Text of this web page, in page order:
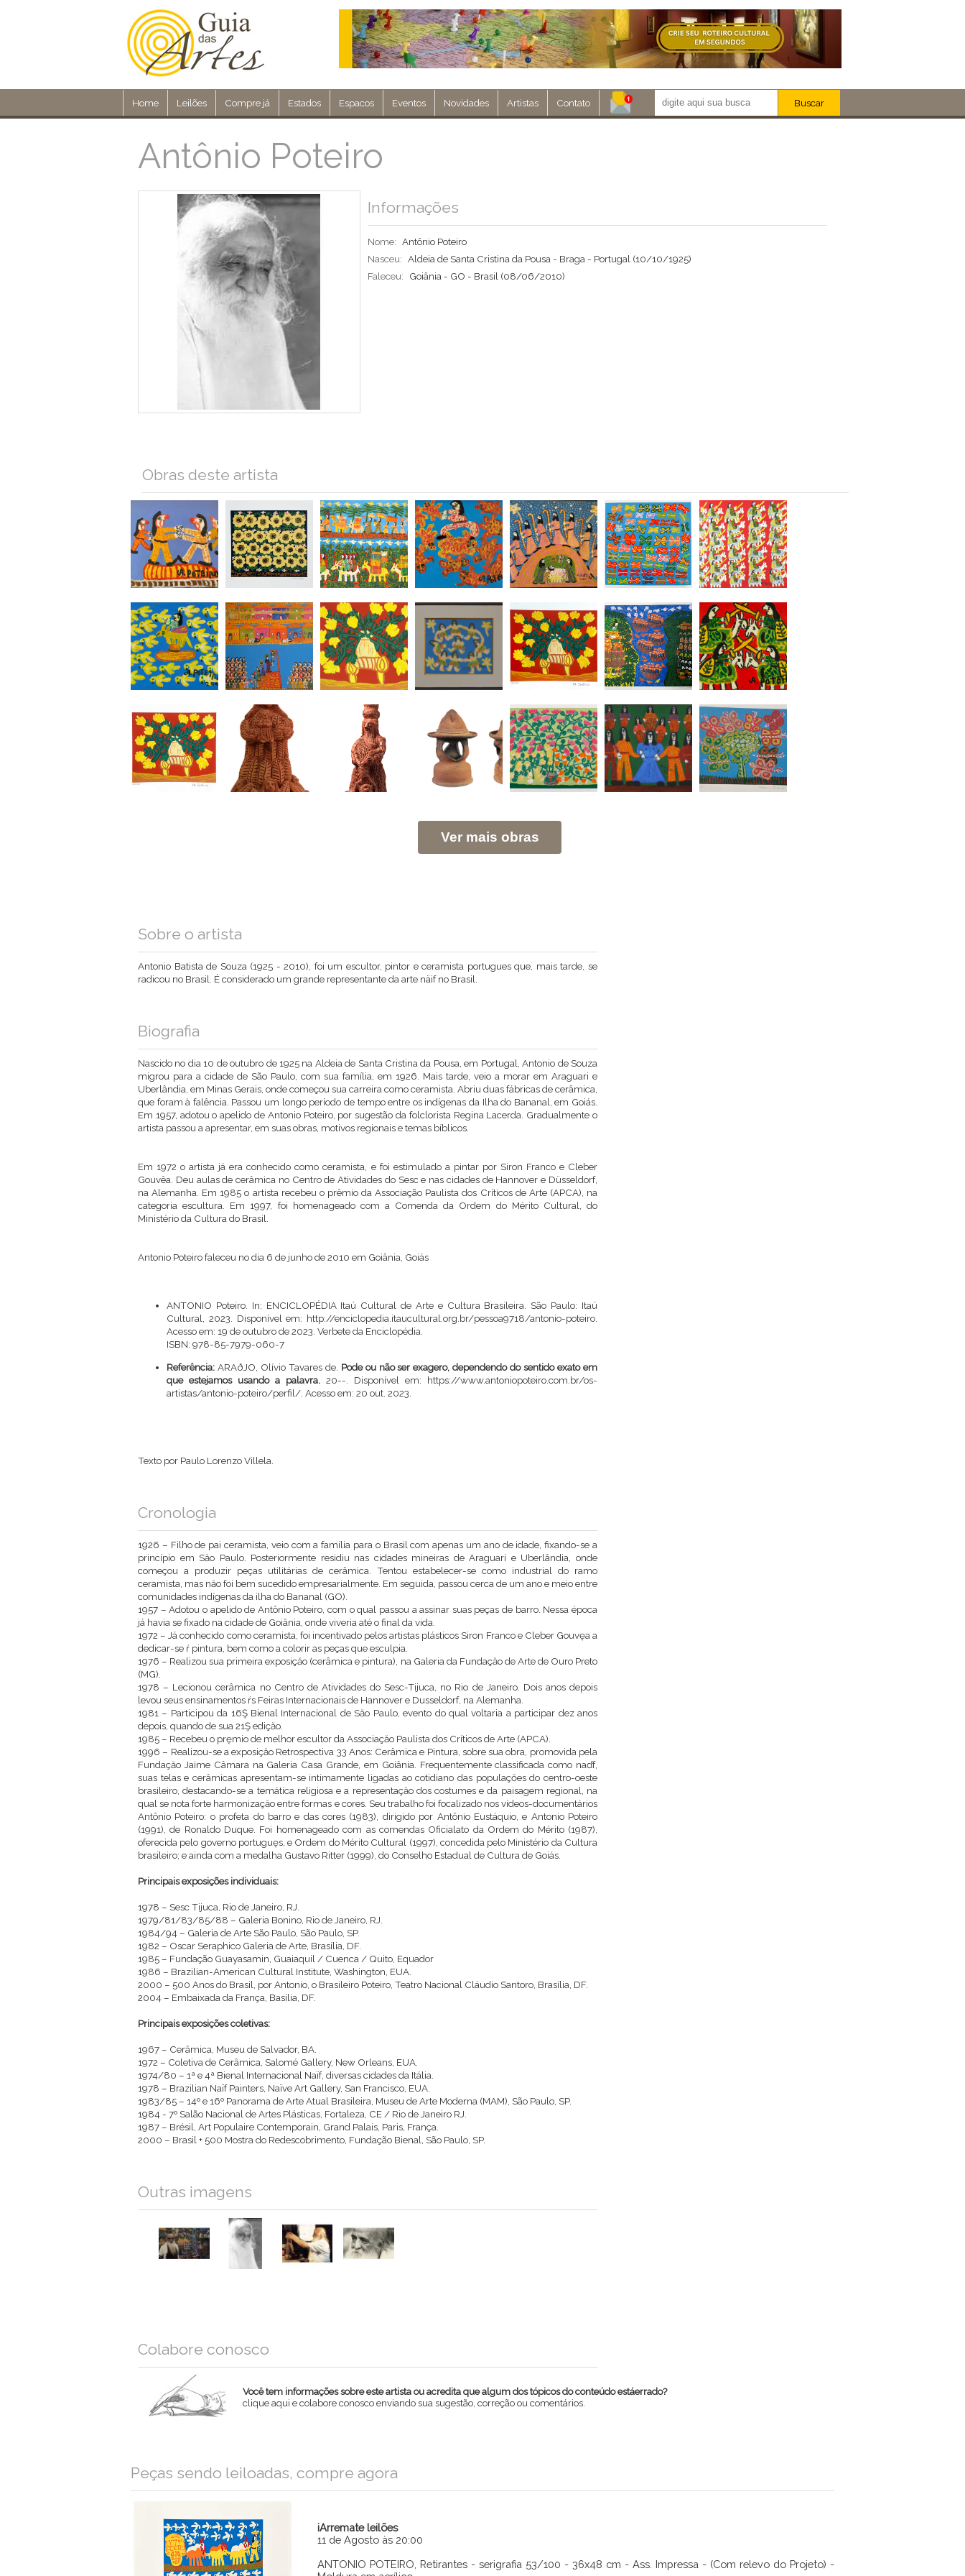
Home Leilões Compre já Estados Espacos Eventos Novidades Artistas Contato Buscar
Antônio Poteiro
Informações
Nome: Antônio Poteiro
Nasceu: Aldeia de Santa Cristina da Pousa - Braga - Portugal (10/10/1925)
Faleceu:
Goiânia - GO - Brasil (08/06/2010)
Obras deste artista
Ver mais obras
Sobre o artista
Antonio Batista de Souza (1925 - 2010), foi um escultor, pintor e ceramista portugues que, mais tarde, se
radicou no Brasil. É considerado um grande representante da arte näif no Brasil.
Biografia
Nascido no dia 10 de outubro de 1925 na Aldeia de Santa Cristina da Pousa, em Portugal, Antonio de Souza
migrou para a cidade de São Paulo, com sua família, em 1926. Mais tarde, veio a morar em Araguari e
Uberlândia, em Minas Gerais, onde começou sua carreira como ceramista. Abriu duas fábricas de cerâmica,
que foram à falência. Passou um longo período de tempo entre os indígenas da Ilha do Bananal, em Goiás.
Em 1957, adotou o apelido de Antonio Poteiro, por sugestão da folclorista Regina Lacerda. Gradualmente o
artista passou a apresentar, em suas obras, motivos regionais e temas bíblicos.
Em 1972 o artista já era conhecido como ceramista, e foi estimulado a pintar por Siron Franco e Cleber
Gouvêa . Deu aulas de cerâmica no Centro de Atividades do Sesc e nas cidades de Hannover e Düsseldorf,
na Alemanha. Em 1985 o artista recebeu o prêmio da Associação Paulista dos Críticos de Arte (APCA), na
categoria escultura. Em 1997, foi homenageado com a Comenda da Ordem do Mérito Cultural, do
Ministério da Cultura do Brasil.
Antonio Poteiro faleceu no dia 6 de junho de 2010 em Goiânia, Goiás
ANTONIO Poteiro. In: ENCICLOPÉDIA Itaú Cultural de Arte e Cultura Brasileira. São Paulo: Itaú
Cultural, 2023. Disponível em: http://enciclopedia.itaucultural.org.br/pessoa9718/antonio-poteiro.
Acesso em: 19 de outubro de 2023. Verbete da Enciclopédia.
ISBN: 978-85-7979-060-7
Referência: ARAðJO, Olívio Tavares de. Pode ou não ser exagero, dependendo do sentido exato em
que estejamos usando a palavra. 20--. Disponível em: https://www.antoniopoteiro.com.br/os-
artistas/antonio-poteiro/perfil/ . Acesso em: 20 out. 2023.
Texto por Paulo Lorenzo Villela.
Cronologia
1926 – Filho de pai ceramista, veio com a família para o Brasil com apenas um ano de idade, fixando-se a
princípio em Săo Paulo. Posteriormente residiu nas cidades mineiras de Araguari e Uberlândia, onde
começou a produzir peças utilitárias de cerâmica. Tentou estabelecer-se como industrial do ramo
ceramista, mas năo foi bem sucedido empresarialmente. Em seguida, passou cerca de um ano e meio entre
comunidades indígenas da ilha do Bananal (GO).
1957 – Adotou o apelido de Antônio Poteiro, com o qual passou a assinar suas peças de barro. Nessa época
já havia se fixado na cidade de Goiânia, onde viveria até o final da vida.
1972 – Já conhecido como ceramista, foi incentivado pelos artistas plásticos Siron Franco e Cleber Gouvęa a
dedicar-se ŕ pintura, bem como a colorir as peças que esculpia.
1976 – Realizou sua primeira exposiçăo (cerâmica e pintura), na Galeria da Fundaçăo de Arte de Ouro Preto
(MG).
1978 – Lecionou cerâmica no Centro de Atividades do Sesc-Tijuca, no Rio de Janeiro. Dois anos depois
levou seus ensinamentos ŕs Feiras Internacionais de Hannover e Dusseldorf, na Alemanha.
1981 – Participou da 16Ş Bienal Internacional de Săo Paulo, evento do qual voltaria a participar dez anos
depois, quando de sua 21Ş ediçăo.
1985 – Recebeu o pręmio de melhor escultor da Associaçăo Paulista dos Críticos de Arte (APCA).
1996 – Realizou-se a exposiçăo Retrospectiva 33 Anos: Cerâmica e Pintura, sobre sua obra, promovida pela
Fundaçăo Jaime Câmara na Galeria Casa Grande, em Goiânia. Frequentemente classificada como naďf,
suas telas e cerâmicas apresentam-se intimamente ligadas ao cotidiano das populaçőes do centro-oeste
brasileiro, destacando-se a temática religiosa e a representaçăo dos costumes e da paisagem regional, na
qual se nota forte harmonizaçăo entre formas e cores. Seu trabalho foi focalizado nos vídeos-documentários
Antônio Poteiro: o profeta do barro e das cores (1983), dirigido por Antônio Eustáquio, e Antonio Poteiro
(1991), de Ronaldo Duque. Foi homenageado com as comendas Oficialato da Ordem do Mérito (1987),
oferecida pelo governo portuguęs, e Ordem do Mérito Cultural (1997), concedida pelo Ministério da Cultura
brasileiro; e ainda com a medalha Gustavo Ritter (1999), do Conselho Estadual de Cultura de Goiás.
Principais exposições individuais:
1978 – Sesc Tijuca, Rio de Janeiro, RJ.
1979/81/83/85/88 – Galeria Bonino, Rio de Janeiro, RJ.
1984/94 – Galeria de Arte São Paulo, São Paulo, SP.
1982 – Oscar Seraphico Galeria de Arte, Brasília, DF.
1985 – Fundação Guayasamin, Guaiaquil / Cuenca / Quito, Equador
1986 – Brazilian-American Cultural Institute, Washington, EUA.
2000 – 500 Anos do Brasil, por Antonio, o Brasileiro Poteiro, Teatro Nacional Cláudio Santoro, Brasília, DF.
2004 – Embaixada da França, Basília, DF.
Principais exposições coletivas:
1967 – Cerâmica, Museu de Salvador, BA.
1972 – Coletiva de Cerâmica, Salomé Gallery, New Orleans, EUA.
1974/80 – 1ª e 4ª Bienal Internacional Naïf, diversas cidades da Itália.
1978 – Brazilian Naïf Painters, Naïve Art Gallery, San Francisco, EUA.
1983/85 – 14º e 16º Panorama de Arte Atual Brasileira, Museu de Arte Moderna (MAM), São Paulo, SP.
1984 - 7º Salão Nacional de Artes Plásticas, Fortaleza, CE / Rio de Janeiro RJ.
1987 – Brésil, Art Populaire Contemporain, Grand Palais, Paris, França.
2000 – Brasil + 500 Mostra do Redescobrimento, Fundação Bienal, São Paulo, SP.
Outras imagens
Colabore conosco
Você tem informações sobre este artista ou acredita que algum dos tópicos do conteúdo estáerrado?
clique aqui e colabore conosco enviando sua sugestão, correção ou comentários.
Email
Peças sendo leiloadas, compre agora
iArremate leilões
11 de Agosto às 20:00
ANTONIO POTEIRO, Retirantes - serigrafia 53/100 - 36x48 cm - Ass. Impressa - (Com relevo do Projeto) -